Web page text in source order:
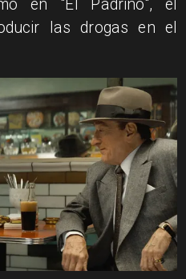
en "El Padrino", el
las drogas en el